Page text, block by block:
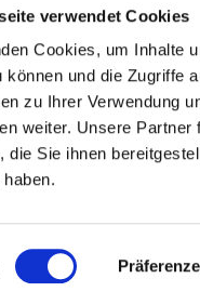
verwendet Cookies
Cookies, um Inhalte
können und die Zugriffe
zu Ihrer Verwendung
weiter. Unsere
die Sie ihnen
Dröschede